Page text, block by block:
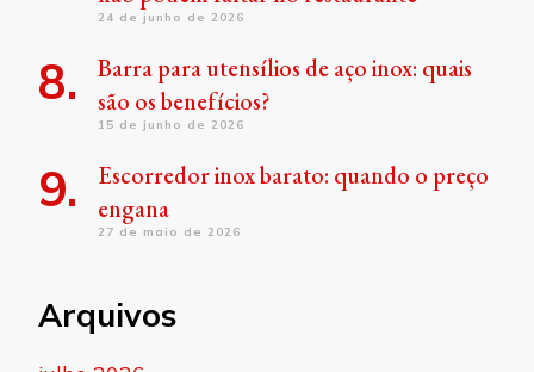
24 de junho de 2026
Barra para utensílios de aço inox: quais
são os benefícios?
15 de junho de 2026
Escorredor inox barato: quando o preço
engana
27 de maio de 2026
Arquivos